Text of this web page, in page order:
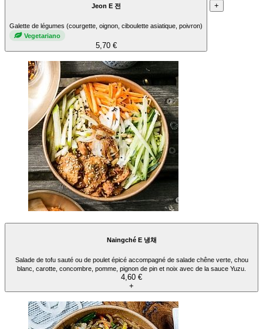
Jeon E 전
Galette de légumes (courgette, oignon, ciboulette asiatique, poivron)
Vegetariano
5,70 €
+
Naingché E 냉채
Salade de tofu sauté ou de poulet épicé accompagné de salade chêne verte, chou
blanc, carotte, concombre, pomme, pignon de pin et noix avec de la sauce Yuzu.
4,60 €
+